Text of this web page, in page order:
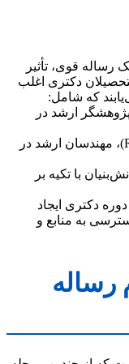
قوی، تأثیر
دکتری اغلب
که شامل:
ارشد در
* **صنعت:** مدیران تحقیق و توسعه (R&D)، مهندسان ارشد در
با تکیه بر
دکتری ایجاد
به منابع و
رساله